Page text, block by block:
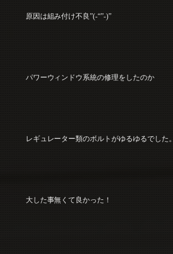
原因は組み付け不良”(-“”-)”
パワーウィンドウ系統の修理をしたのか
レギュレーター類のボルトがゆるゆるでした。
大した事無くて良かった！